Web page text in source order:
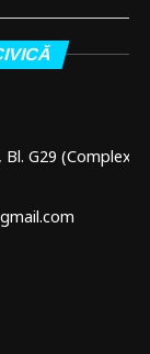
G29 (Complex